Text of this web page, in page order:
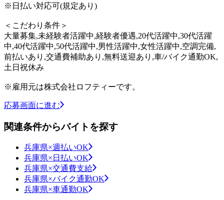
※日払い対応可(規定あり)
＜こだわり条件＞
大量募集,未経験者活躍中,経験者優遇,20代活躍中,30代活躍
中,40代活躍中,50代活躍中,男性活躍中,女性活躍中,空調完備,
前払いあり,交通費補助あり,無料送迎あり,車/バイク通勤OK,
土日祝休み
※雇用元は株式会社ロフティーです。
応募画面に進む
関連条件からバイトを探す
兵庫県×週払いOK
兵庫県×日払いOK
兵庫県×交通費支給
兵庫県×バイク通勤OK
兵庫県×車通勤OK